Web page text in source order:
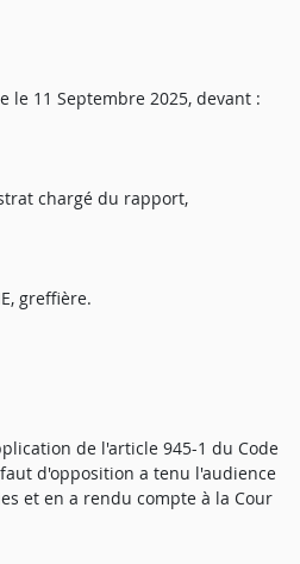
11 Septembre 2025, devant :
chargé du rapport,
greffière.
de l'article 945-1 du Code
d'opposition a tenu l'audience
et en a rendu compte à la Cour